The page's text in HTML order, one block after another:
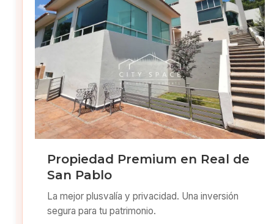
Propiedad Premium en Real de
San Pablo
La mejor plusvalía y privacidad. Una inversión
segura para tu patrimonio.